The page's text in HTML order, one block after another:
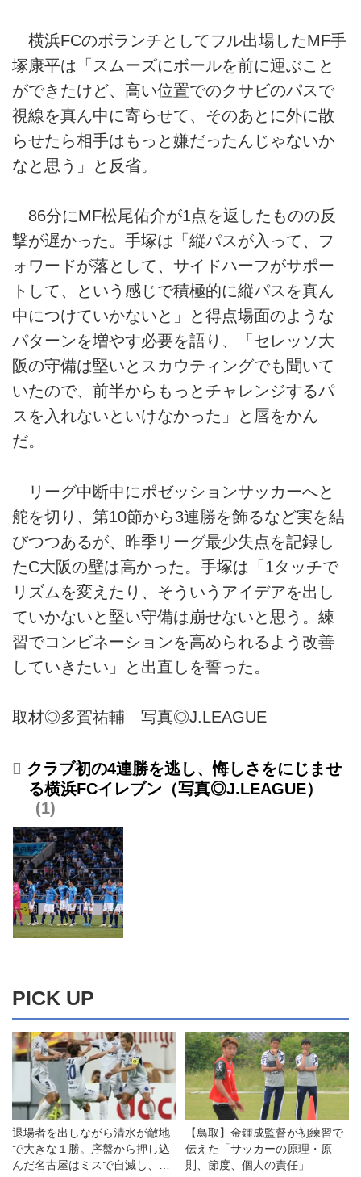
横浜FCのボランチとしてフル出場したMF手
塚康平は「スムーズにボールを前に運ぶこと
ができたけど、高い位置でのクサビのパスで
視線を真ん中に寄らせて、そのあとに外に散
らせたら相手はもっと嫌だったんじゃないか
なと思う」と反省。
86分にMF松尾佑介が1点を返したものの反
撃が遅かった。手塚は「縦パスが入って、フ
ォワードが落として、サイドハーフがサポー
トして、という感じで積極的に縦パスを真ん
中につけていかないと」と得点場面のような
パターンを増やす必要を語り、「セレッソ大
阪の守備は堅いとスカウティングでも聞いて
いたので、前半からもっとチャレンジするパ
スを入れないといけなかった」と唇をかん
だ。
リーグ中断中にポゼッションサッカーへと
舵を切り、第10節から3連勝を飾るなど実を結
びつつあるが、昨季リーグ最少失点を記録し
たC大阪の壁は高かった。手塚は「1タッチで
リズムを変えたり、そういうアイデアを出し
ていかないと堅い守備は崩せないと思う。練
習でコンビネーションを高められるよう改善
していきたい」と出直しを誓った。
取材◎多賀祐輔 写真◎J.LEAGUE
クラブ初の4連勝を逃し、悔しさをにじませ
る横浜FCイレブン（写真◎J.LEAGUE）
1
PICK UP
退場者を出しながら清水が敵地
で大きな１勝。序盤から押し込
んだ名古屋はミスで自滅し、悔
【鳥取】金鍾成監督が初練習で
伝えた「サッカーの原理・原
則、節度、個人の責任」